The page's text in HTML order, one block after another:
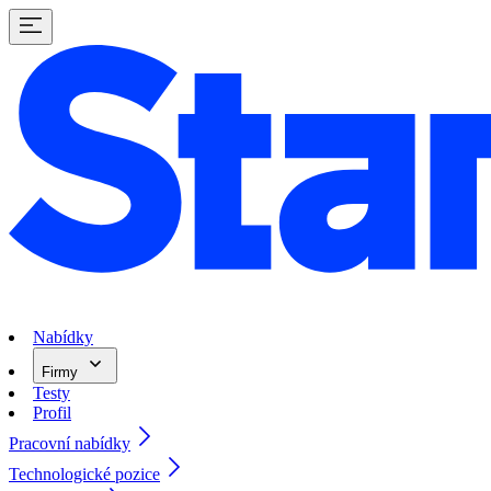
Nabídky
Firmy
Testy
Profil
Pracovní nabídky
Technologické pozice